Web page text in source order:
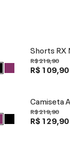
Shorts RX
R$ 219,90
R$ 109,90
Camiseta
R$ 219,90
R$ 129,90